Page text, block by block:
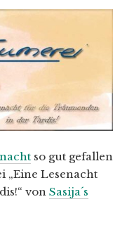
so gut gefallen
„Eine Lesenacht
von Sasija´s